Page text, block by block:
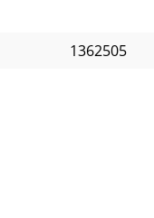
1362505